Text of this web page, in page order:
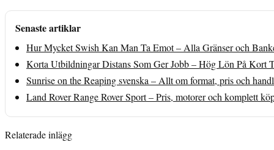
Senaste artiklar
Hur Mycket Swish Kan Man Ta Emot – Alla Gränser och
Korta Utbildningar Distans Som Ger Jobb – Hög Lön På Kort
Sunrise on the Reaping svenska – Allt om format, pris och
Land Rover Range Rover Sport – Pris, motorer och komplett
Relaterade inlägg